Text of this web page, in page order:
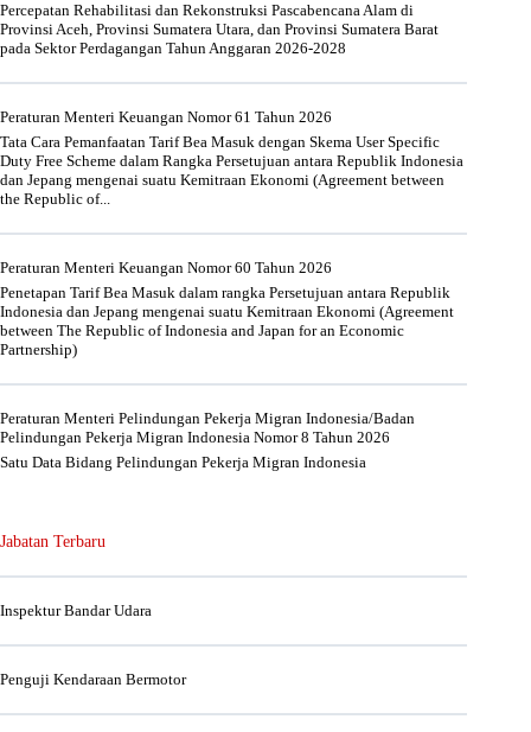
Percepatan Rehabilitasi dan Rekonstruksi Pascabencana Alam di
Provinsi Aceh, Provinsi Sumatera Utara, dan Provinsi Sumatera Barat
pada Sektor Perdagangan Tahun Anggaran 2026-2028
Peraturan Menteri Keuangan Nomor 61 Tahun 2026
Tata Cara Pemanfaatan Tarif Bea Masuk dengan Skema User Specific
Duty Free Scheme dalam Rangka Persetujuan antara Republik Indonesia
dan Jepang mengenai suatu Kemitraan Ekonomi (Agreement between
the Republic of...
Peraturan Menteri Keuangan Nomor 60 Tahun 2026
Penetapan Tarif Bea Masuk dalam rangka Persetujuan antara Republik
Indonesia dan Jepang mengenai suatu Kemitraan Ekonomi (Agreement
between The Republic of Indonesia and Japan for an Economic
Partnership)
Peraturan Menteri Pelindungan Pekerja Migran Indonesia/Badan
Pelindungan Pekerja Migran Indonesia Nomor 8 Tahun 2026
Satu Data Bidang Pelindungan Pekerja Migran Indonesia
Jabatan Terbaru
Inspektur Bandar Udara
Penguji Kendaraan Bermotor